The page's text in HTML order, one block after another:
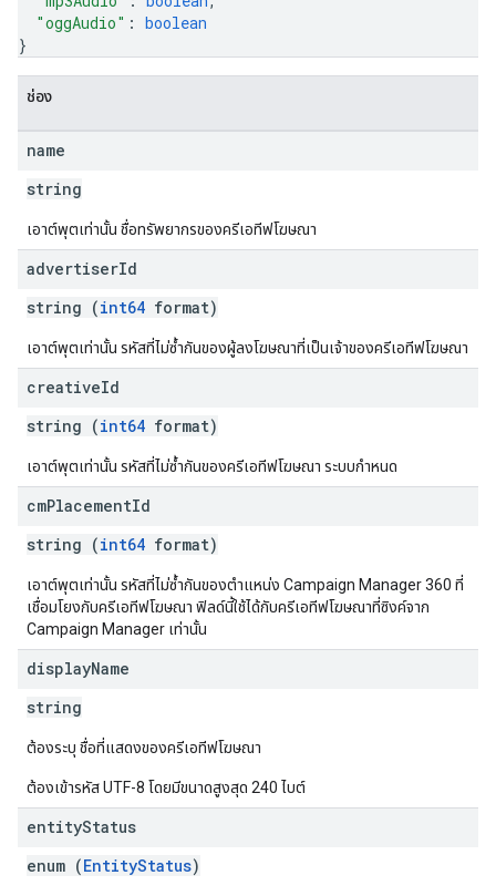
"oggAudio" : boolean
}
ช่อง
name
string
เอาต์พุตเท่านั้น ชื่อทรัพยากรของครีเอทีฟโฆษณา
advertiserId
string (int64 format)
เอาต์พุตเท่านั้น รหัสที่ไม่ซ้ำกันของผู้ลงโฆษณาที่เป็นเจ้าของครีเอทีฟโฆษณา
creativeId
string (int64 format)
เอาต์พุตเท่านั้น รหัสที่ไม่ซ้ำกันของครีเอทีฟโฆษณา ระบบกำหนด
cmPlacementId
string (int64 format)
เอาต์พุตเท่านั้น รหัสที่ไม่ซ้ำกันของตําแหน่ง Campaign Manager 360 ที่
เชื่อมโยงกับครีเอทีฟโฆษณา ฟิลด์นี้ใช้ได้กับครีเอทีฟโฆษณาที่ซิงค์จาก
Campaign Manager เท่านั้น
displayName
string
ต้องระบุ ชื่อที่แสดงของครีเอทีฟโฆษณา
ต้องเข้ารหัส UTF-8 โดยมีขนาดสูงสุด 240 ไบต์
entityStatus
enum (EntityStatus)